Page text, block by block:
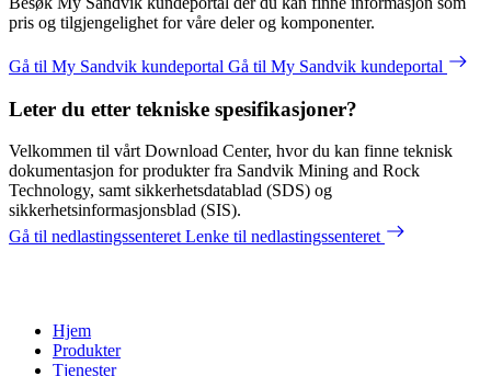
pris og tilgjengelighet for våre deler og komponenter.
Gå til My Sandvik kundeportal Gå til My Sandvik kundeportal
Leter du etter tekniske spesifikasjoner?
Velkommen til vårt Download Center, hvor du kan finne teknisk
dokumentasjon for produkter fra Sandvik Mining and Rock
Technology, samt sikkerhetsdatablad (SDS) og
sikkerhetsinformasjonsblad (SIS).
Gå til nedlastingssenteret Lenke til nedlastingssenteret
Hjem
Produkter
Tjenester